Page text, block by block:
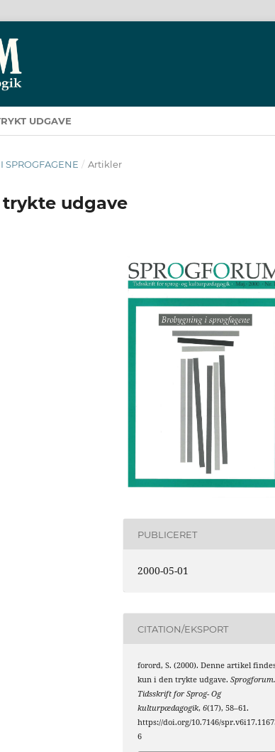
UDGAVE
SPROGFAGENE / Artikler
udgave
PUBLICERET
2000-05-01
CITATION/EKSPORT
forord, S. (2000). Denne artikel
kun i den trykte udgave.Sprogforum.
Tidsskrift for Sprog- Og
kulturpædagogik,6(17), 58–61.
https://doi.org/10.7146/
6